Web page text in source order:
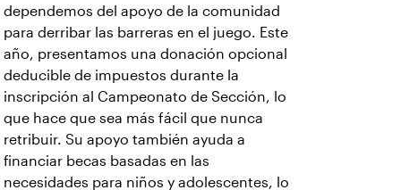
dependemos del apoyo de la comunidad
para derribar las barreras en el juego. Este
año, presentamos una donación opcional
deducible de impuestos durante la
inscripción al Campeonato de Sección, lo
que hace que sea más fácil que nunca
retribuir. Su apoyo también ayuda a
financiar becas basadas en las
necesidades para niños y adolescentes, lo